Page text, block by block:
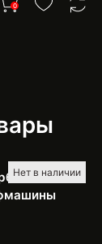
0
Нет в наличии